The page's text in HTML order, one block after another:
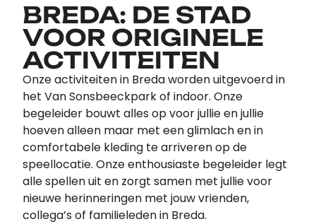
BREDA: DE STAD
VOOR ORIGINELE
ACTIVITEITEN
Onze activiteiten in Breda worden uitgevoerd in
het Van Sonsbeeckpark of indoor. Onze
begeleider bouwt alles op voor jullie en jullie
hoeven alleen maar met een glimlach en in
comfortabele kleding te arriveren op de
speellocatie. Onze enthousiaste begeleider legt
alle spellen uit en zorgt samen met jullie voor
nieuwe herinneringen met jouw vrienden,
collega’s of familieleden in Breda.